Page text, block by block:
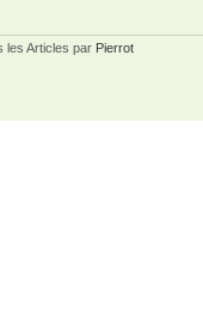
les Articles par Pierrot